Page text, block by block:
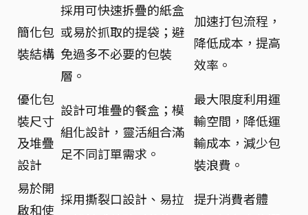
簡化包
裝結構
採用可快速拆疊的紙盒
或易於抓取的提袋；避
免過多不必要的包裝
層。
加速打包流程，
降低成本，提高
效率。
優化包
裝尺寸
及堆疊
設計
設計可堆疊的餐盒；模
組化設計，靈活組合滿
足不同訂單需求。
最大限度利用運
輸空間，降低運
輸成本，減少包
裝浪費。
易於開
啟和使
採用撕裂口設計、易拉 提升消費者體